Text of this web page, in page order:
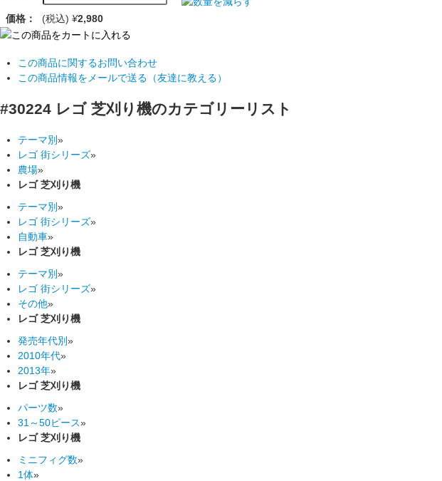
価格： (税込) ¥2,980
この商品に関するお問い合わせ
この商品情報をメールで送る（友達に教える）
#30224 レゴ 芝刈り機のカテゴリーリスト
テーマ別»
レゴ 街シリーズ»
農場»
レゴ 芝刈り機
テーマ別»
レゴ 街シリーズ»
自動車»
レゴ 芝刈り機
テーマ別»
レゴ 街シリーズ»
その他»
レゴ 芝刈り機
発売年代別»
2010年代»
2013年»
レゴ 芝刈り機
パーツ数»
31～50ピース»
レゴ 芝刈り機
ミニフィグ数»
1体»